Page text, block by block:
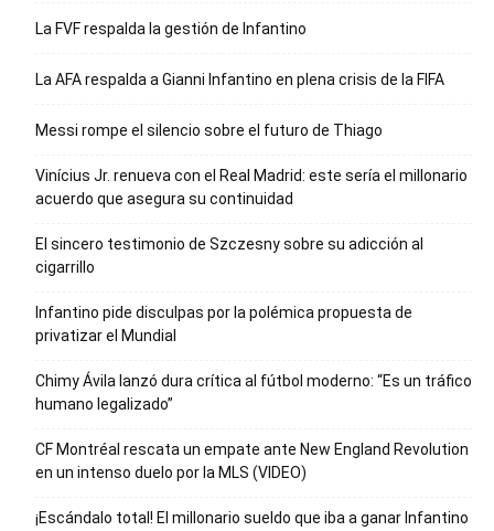
La FVF respalda la gestión de Infantino
La AFA respalda a Gianni Infantino en plena crisis de la FIFA
Messi rompe el silencio sobre el futuro de Thiago
Vinícius Jr. renueva con el Real Madrid: este sería el millonario
acuerdo que asegura su continuidad
El sincero testimonio de Szczesny sobre su adicción al
cigarrillo
Infantino pide disculpas por la polémica propuesta de
privatizar el Mundial
Chimy Ávila lanzó dura crítica al fútbol moderno: “Es un tráfico
humano legalizado”
CF Montréal rescata un empate ante New England Revolution
en un intenso duelo por la MLS (VIDEO)
¡Escándalo total! El millonario sueldo que iba a ganar Infantino